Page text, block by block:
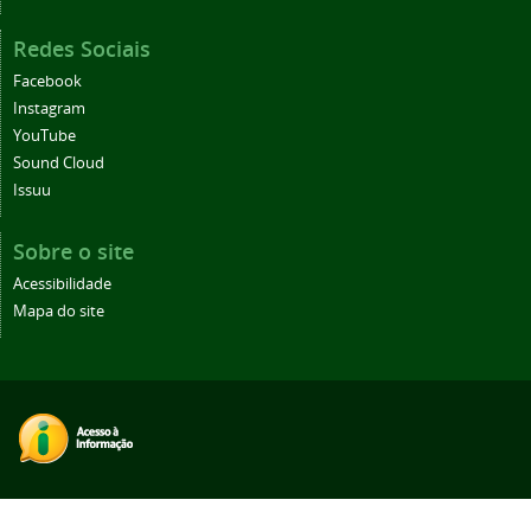
Redes Sociais
Facebook
Instagram
YouTube
Sound Cloud
Issuu
Sobre o site
Acessibilidade
Mapa do site